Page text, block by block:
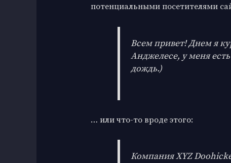
потенциальными посетителями
Всем привет! Днем я
Анджелесе, у меня
дождь.)
… или что-то вроде этого:
Компания XYZ